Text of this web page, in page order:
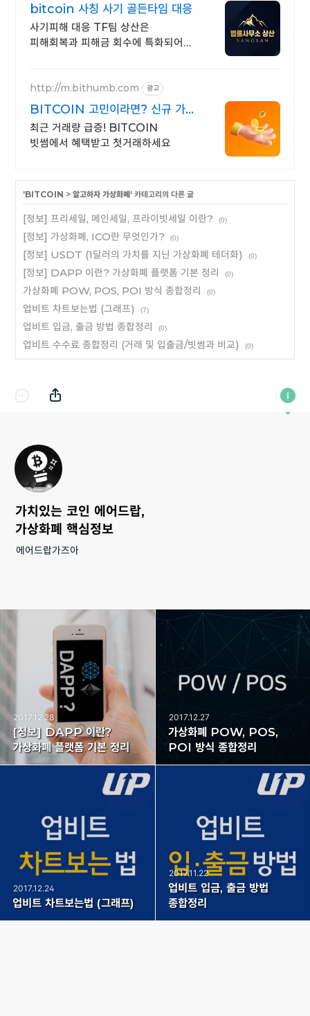
bitcoin 사칭 사기 골든타임 대응
사기피해 대응 TF팀 상산은
피해회복과 피해금 회수에 특화되어
http://m.bithumb.com 광고
BITCOIN 고민이라면? 신규 가입
시 5만원 혜택
최근 거래량 급증! BITCOIN
빗썸에서 혜택받고 첫거래하세요
'BITCOIN > 알고하자 가상화폐' 카테고리의 다른 글
[정보] 프리세일, 메인세일, 프라이빗세일 이란? (0)
[정보] 가상화폐, ICO란 무엇인가? (0)
[정보] USDT (1달러의 가치를 지닌 가상화폐 테더화) (0)
[정보] DAPP 이란? 가상화폐 플랫폼 기본 정리 (0)
가상화폐 POW, POS, POI 방식 종합정리 (0)
업비트 차트보는법 (그래프) (7)
업비트 입금, 출금 방법 종합정리 (0)
업비트 수수료 종합정리 (거래 및 입출금/빗썸과 비교) (0)
가치있는 코인 에어드랍,
가상화폐 핵심정보
에어드랍가즈아
2017.12.28
[정보] DAPP 이란?
가상화폐 플랫폼 기본 정리
2017.12.27
가상화폐 POW, POS,
POI 방식 종합정리
2017.12.24
업비트 차트보는법 (그래프)
2017.11.22
업비트 입금, 출금 방법
종합정리